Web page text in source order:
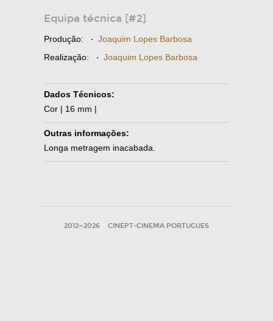
Equipa técnica [#2]
Produção: · Joaquim Lopes Barbosa
Realização: · Joaquim Lopes Barbosa
Dados Técnicos:
Cor | 16 mm |
Outras informações:
Longa metragem inacabada.
2012—2026 CINEPT-CINEMA PORTUGUES